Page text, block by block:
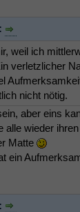
weil ich
verletzlicher
nicht nötig.
aber eins
alle wieder
Matte
ein